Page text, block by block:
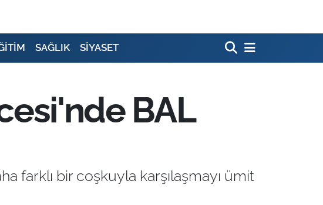
SAĞLIK SİYASET
BAL
farklı bir coşkuyla karşılaşmayı ümit